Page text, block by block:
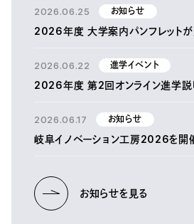
2026.06.25 お知らせ
2026年度 大学案内パンフレットが
2026.06.22 進学イベント
2026年度 第2回オンライン進学説
2026.06.17 お知らせ
岐阜イノベーション工房2026を開
お知らせを見る